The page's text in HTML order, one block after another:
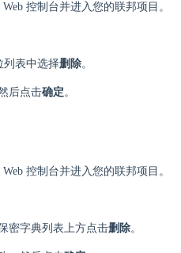
控制台并进入您的联邦项目。
列表中选择删除。
后点击确定。
控制台并进入您的联邦项目。
密字典列表上方点击删除。